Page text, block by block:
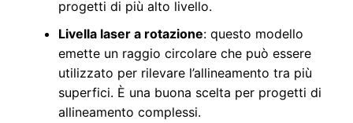
progetti di più alto livello.
Livella laser a rotazione: questo modello
emette un raggio circolare che può essere
utilizzato per rilevare l’allineamento tra più
superfici. È una buona scelta per progetti di
allineamento complessi.